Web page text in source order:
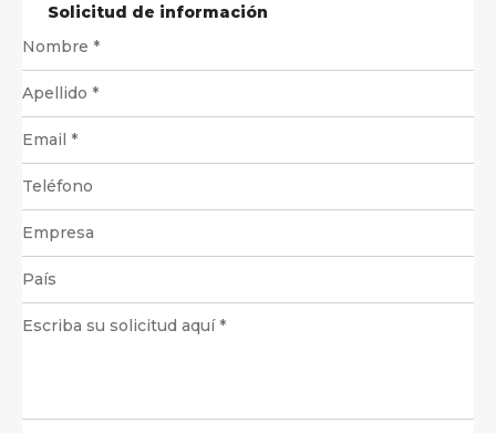
Solicitud de información